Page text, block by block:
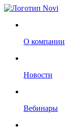
О компании
Новости
Вебинары